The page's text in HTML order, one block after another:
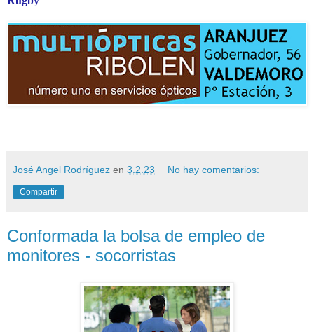
José Angel Rodríguez en 3.2.23 No hay comentarios:
Compartir
Conformada la bolsa de empleo de
monitores - socorristas